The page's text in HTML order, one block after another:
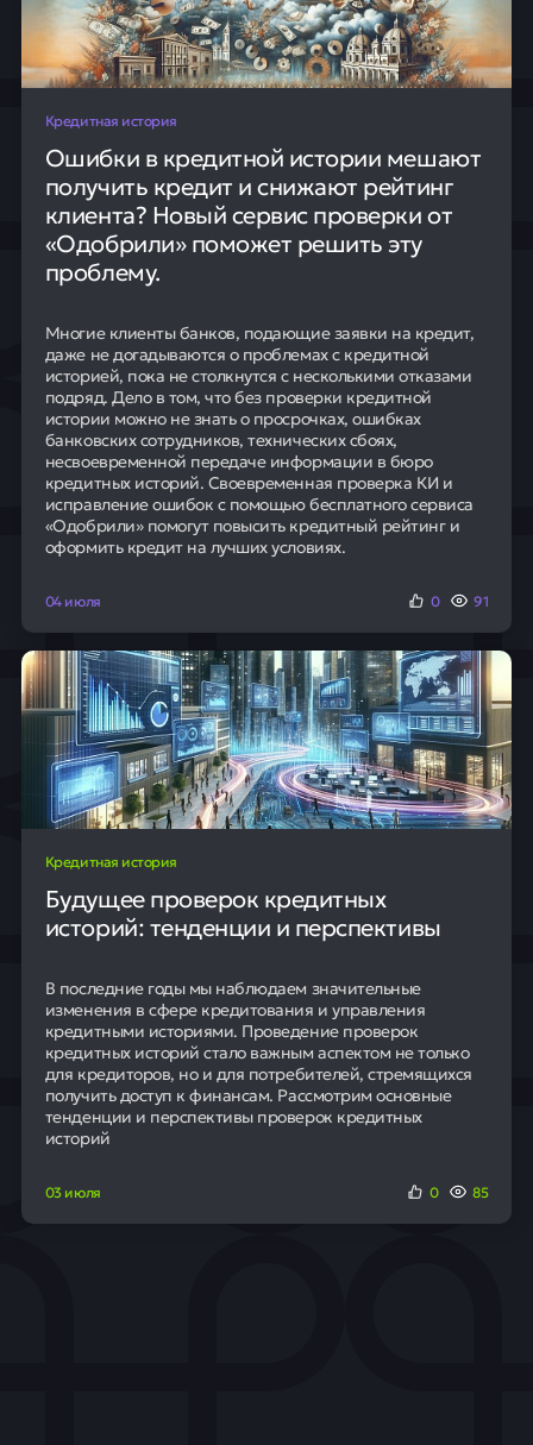
Кредитная история
Ошибки в кредитной истории мешают
получить кредит и снижают рейтинг
клиента? Новый сервис проверки от
«Одобрили» поможет решить эту
проблему.
Многие клиенты банков, подающие заявки на кредит,
даже не догадываются о проблемах с кредитной
историей, пока не столкнутся с несколькими отказами
подряд. Дело в том, что без проверки кредитной
истории можно не знать о просрочках, ошибках
банковских сотрудников, технических сбоях,
несвоевременной передаче информации в бюро
кредитных историй. Своевременная проверка КИ и
исправление ошибок с помощью бесплатного сервиса
«Одобрили» помогут повысить кредитный рейтинг и
оформить кредит на лучших условиях.
04 июля 0 91
Кредитная история
Будущее проверок кредитных
историй: тенденции и перспективы
В последние годы мы наблюдаем значительные
изменения в сфере кредитования и управления
кредитными историями. Проведение проверок
кредитных историй стало важным аспектом не только
для кредиторов, но и для потребителей, стремящихся
получить доступ к финансам. Рассмотрим основные
тенденции и перспективы проверок кредитных
историй
03 июля 0 85